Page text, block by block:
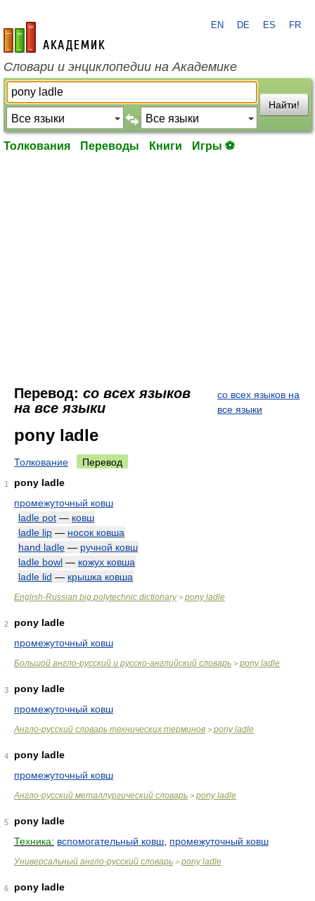
academic.ru
EN DE ES FR
Словари и энциклопедии на Академике
Найти!
Толкования Переводы Книги Игры ⚽
Перевод: со всех языков
на все языки
со всех языков на
все языки
pony ladle
Толкование Перевод
1
pony ladle
промежуточный ковш
ladle pot — ковш
ladle lip — носок ковша
hand ladle — ручной ковш
ladle bowl — кожух ковша
ladle lid — крышка ковша
English-Russian big polytechnic dictionary> pony ladle
2
pony ladle
промежуточный ковш
Большой англо-русский и русско-английский словарь > pony ladle
3
pony ladle
промежуточный ковш
Англо-русский словарь технических терминов > pony ladle
4
pony ladle
промежуточный ковш
Англо-русский металлургический словарь > pony ladle
5
pony ladle
Техника: вспомогательный ковш промежуточный ковш
Универсальный англо-русский словарь > pony ladle
6
pony ladle